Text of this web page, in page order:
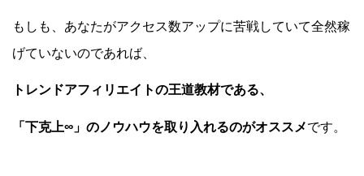
もしも、あなたがアクセス数アップに苦戦していて全然稼
げていないのであれば、
トレンドアフィリエイトの王道教材である、
「下克上∞」のノウハウを取り入れるのがオススメです。